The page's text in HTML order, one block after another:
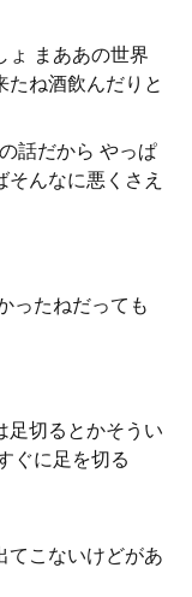
ょ まああの世界
たね酒飲んだりと
話だから やっぱ
んなに悪くさえ
ったねだっても
足切るとかそうい
ぐに足を切る
てこないけどがあ